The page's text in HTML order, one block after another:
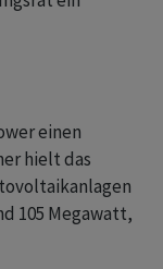
einen
hielt das
105 Megawatt,